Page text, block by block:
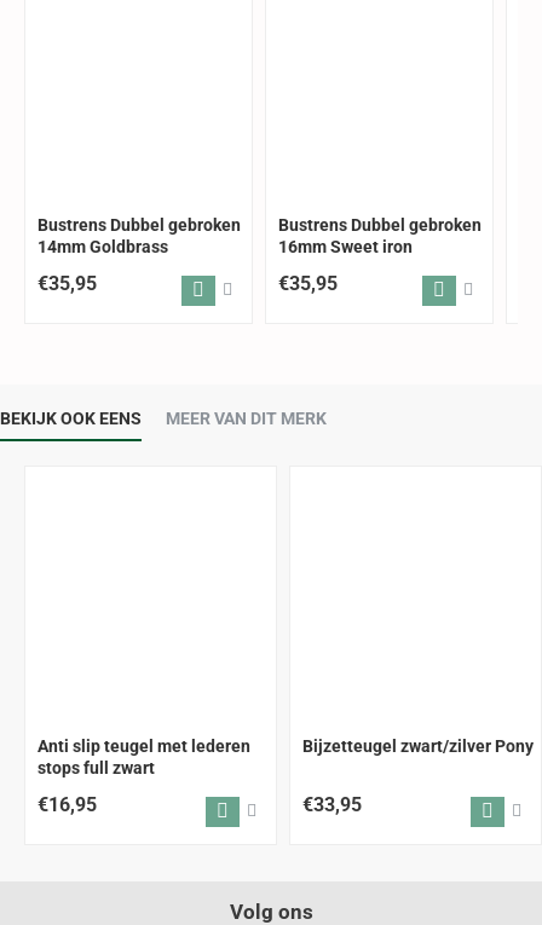
Bustrens Dubbel gebroken
14mm Goldbrass
€35,95
Bustrens Dubbel gebroken
16mm Sweet iron
€35,95
BEKIJK OOK EENS MEER VAN DIT MERK
Anti slip teugel met lederen
stops full zwart
€16,95
Bijzetteugel zwart/zilver Pony
€33,95
Volg ons